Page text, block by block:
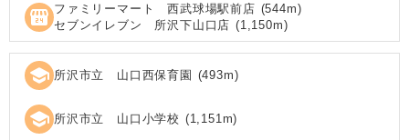
local_convenience_store ファミリーマート 西武球場駅前店 (544m)
セブンイレブン 所沢下山口店 (1,150m)
school 所沢市立 山口西保育園 (493m)
school 所沢市立 山口小学校 (1,151 m)